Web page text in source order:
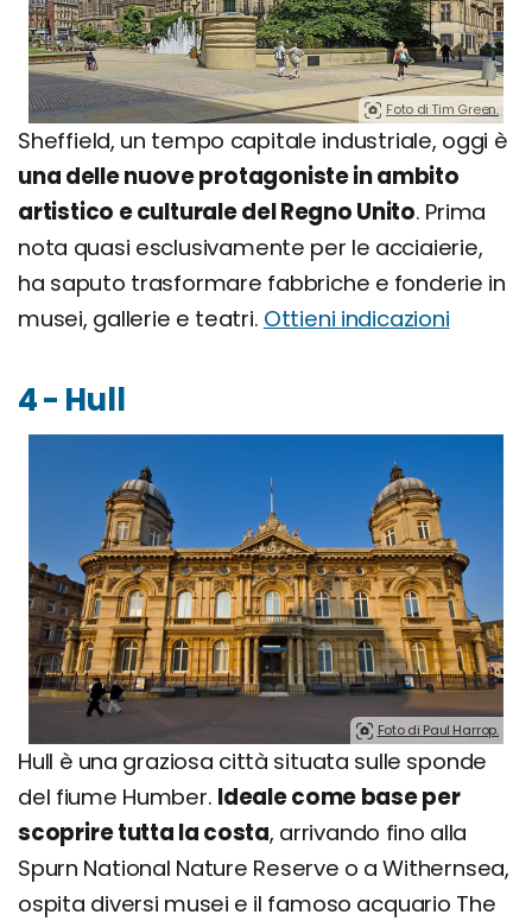
Foto di Tim Green.
Sheffield, un tempo capitale industriale, oggi è
una delle nuove protagoniste in ambito
artistico e culturale del Regno Unito. Prima
nota quasi esclusivamente per le acciaierie,
ha saputo trasformare fabbriche e fonderie in
musei, gallerie e teatri. Ottieni indicazioni
4 - Hull
Foto di Paul Harrop.
Hull è una graziosa città situata sulle sponde
del fiume Humber. Ideale come base per
scoprire tutta la costa, arrivando fino alla
Spurn National Nature Reserve o a Withernsea,
ospita diversi musei e il famoso acquario The